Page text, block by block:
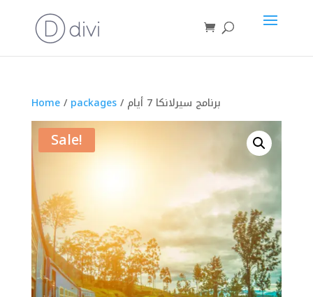
Home/ packages / برنامج سيرلانكا 7 أيام
Sale!